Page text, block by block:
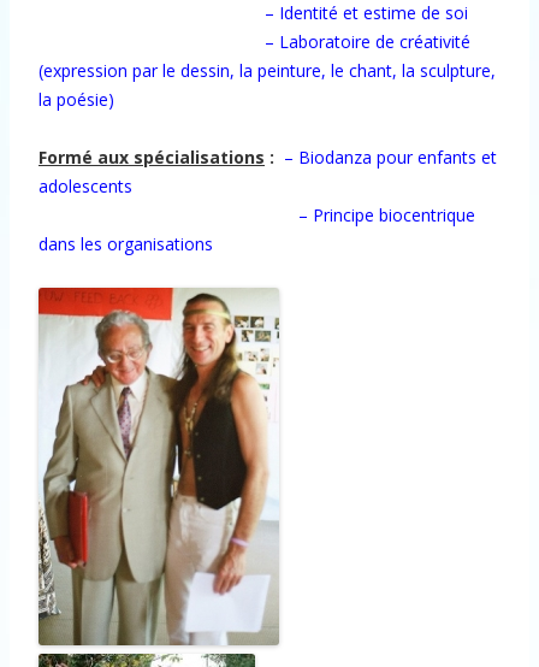
– Identité et estime de soi
– Laboratoire de créativité
(expression par le dessin, la peinture, le chant, la sculpture,
la poésie)
Formé aux spécialisations : – Biodanza pour enfants et
adolescents
– Principe biocentrique
dans les organisations